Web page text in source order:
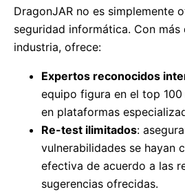
DragonJAR no es simplemente
seguridad informática. Con más
industria, ofrece:
Expertos reconocidos
equipo figura en el top
en plataformas
Re-test ilimitados:
vulnerabilidades se hayan
efectiva de acuerdo a las
sugerencias ofrecidas.